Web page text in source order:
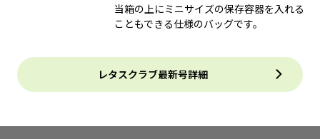
当箱の上にミニサイズの保存容器を入れる
こともできる仕様のバッグです。
レタスクラブ最新号詳細